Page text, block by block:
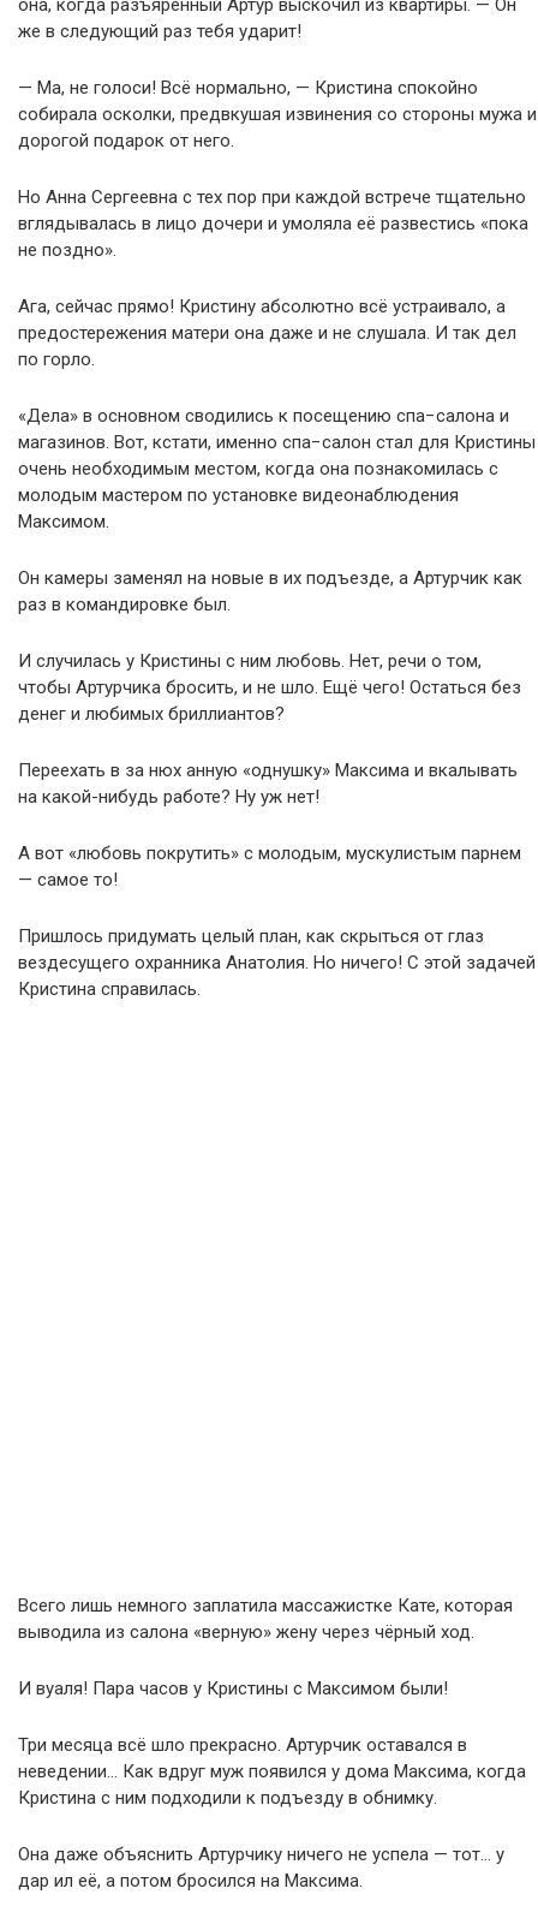
она, когда разъярённый Артур выскочил из квартиры. — Он
же в следующий раз тебя ударит!
— Ма, не голоси! Всё нормально, — Кристина спокойно
собирала осколки, предвкушая извинения со стороны мужа и
дорогой подарок от него.
Но Анна Сергеевна с тех пор при каждой встрече тщательно
вглядывалась в лицо дочери и умоляла её развестись «пока
не поздно».
Ага, сейчас прямо! Кристину абсолютно всё устраивало, а
предостережения матери она даже и не слушала. И так дел
по горло.
«Дела» в основном сводились к посещению спа−салона и
магазинов. Вот, кстати, именно спа−салон стал для Кристины
очень необходимым местом, когда она познакомилась с
молодым мастером по установке видеонаблюдения
Максимом.
Он камеры заменял на новые в их подъезде, а Артурчик как
раз в командировке был.
И случилась у Кристины с ним любовь. Нет, речи о том,
чтобы Артурчика бросить, и не шло. Ещё чего! Остаться без
денег и любимых бриллиантов?
Переехать в за нюх анную «однушку» Максима и вкалывать
на какой-нибудь работе? Ну уж нет!
А вот «любовь покрутить» с молодым, мускулистым парнем
— самое то!
Пришлось придумать целый план, как скрыться от глаз
вездесущего охранника Анатолия. Но ничего! С этой задачей
Кристина справилась.
Всего лишь немного заплатила массажистке Кате, которая
выводила из салона «верную» жену через чёрный ход.
И вуаля! Пара часов у Кристины с Максимом были!
Три месяца всё шло прекрасно. Артурчик оставался в
неведении… Как вдруг муж появился у дома Максима, когда
Кристина с ним подходили к подъезду в обнимку.
Она даже объяснить Артурчику ничего не успела — тот… у
дар ил её, а потом бросился на Максима.